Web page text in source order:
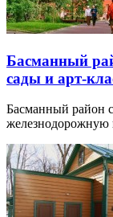
Басманный
сады и арт-
Басманный район
железнодорожную